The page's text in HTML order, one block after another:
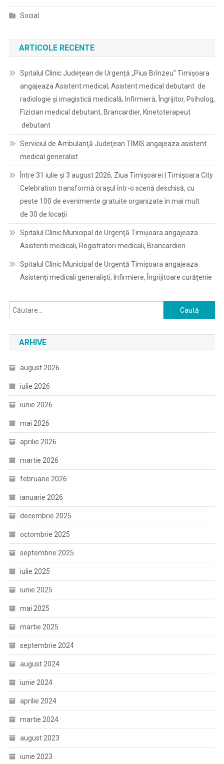
Social
ARTICOLE RECENTE
Spitalul Clinic Județean de Urgență „Pius Brînzeu” Timișoara
angajeaza Asistent medical, Asistent medical debutant de
radiologie și imagistică medicală, Infirmieră, Îngrijitor, Psiholog,
Fizician medical debutant, Brancardier, Kinetoterapeut
debutant
Serviciul de Ambulanţă Judeţean TIMIS angajeaza asistent
medical generalist
Între 31 iulie și 3 august 2026, Ziua Timișoarei | Timișoara City
Celebration transformă orașul într-o scenă deschisă, cu
peste 100 de evenimente gratuite organizate în mai mult
de 30 de locații
Spitalul Clinic Municipal de Urgenţă Timişoara angajeaza
Asistenti medicali, Registratori medicali, Brancardieri
Spitalul Clinic Municipal de Urgenţă Timişoara angajeaza
Asistenți medicali generaliști, Infirmiere, Îngrijitoare curățenie
Caută
după:
ARHIVE
august 2026
iulie 2026
iunie 2026
mai 2026
aprilie 2026
martie 2026
februarie 2026
ianuarie 2026
decembrie 2025
octombrie 2025
septembrie 2025
iulie 2025
iunie 2025
mai 2025
martie 2025
septembrie 2024
august 2024
iunie 2024
aprilie 2024
martie 2024
august 2023
iunie 2023